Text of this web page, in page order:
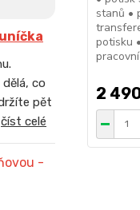
co
pět
číst celé
stanů •
potisku
2